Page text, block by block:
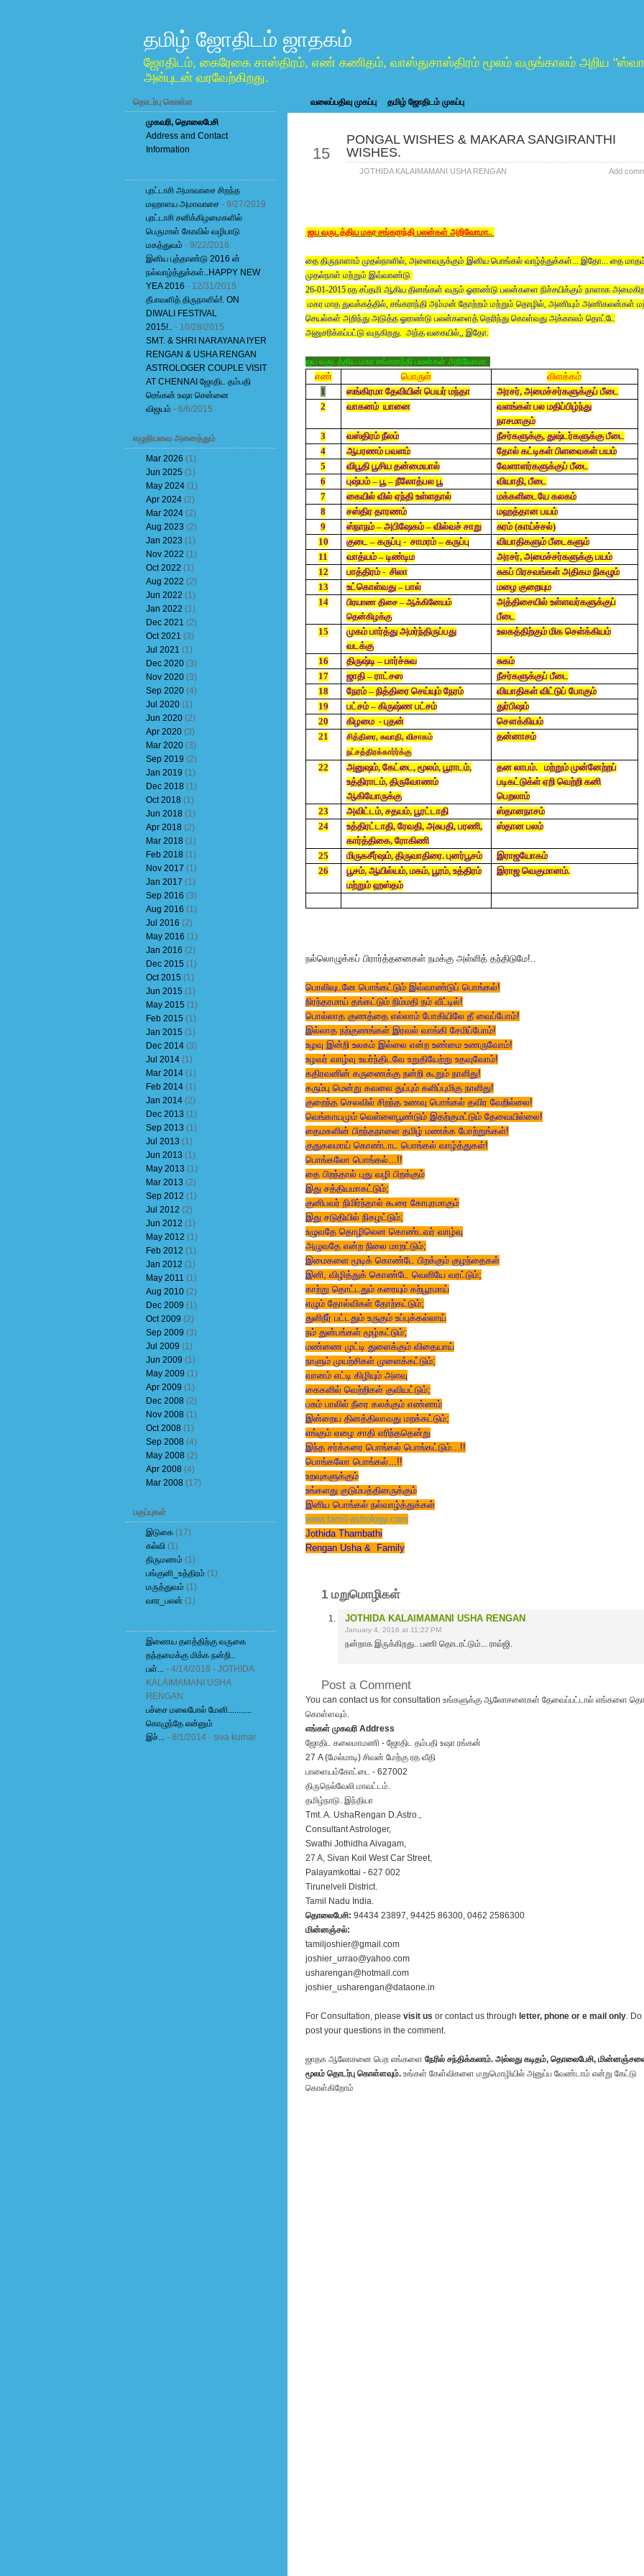
தமிழ் ஜோதிடம் ஜாதகம்
ஜோதிடம், கைரேகை சாஸ்திரம், எண் கணிதம், வாஸ்துசாஸ்திரம் மூலம் வருங்காலம் அறிய
அன்புடன் வரவேற்கிறது.
தொடர்பு கொள்ள
முகவரி, தொலைபேசி
Address and Contact
Information
புரட்டாசி அமாவாசை சிறந்த
மஹாளய அமாவாசை- 9/27/2019
புரட்டாசி சனிக்கிழமைகளில்
பெருமாள் கோவில் வழிபாடு
மகத்துவம் - 9/22/2016
இனிய புத்தாண்டு 2016 ன்
நல்வாழ்த்துக்கள்..HAPPY NEW
YEA 2016 - 12/31/2015
தீபாவளித் திருநாளில்!. ON
DIWALI FESTIVAL
2015!..- 10/28/2015
SMT. & SHRI NARAYANA IYER
RENGAN & USHA RENGAN
ASTROLOGER COUPLE VISIT
AT CHENNAI ஜோதிட தம்பதி
ரெங்கன் உஷா சென்னை
விஜயம் - 6/6/2015
எழுதியவை அனைத்தும்
Mar 2026 (1)
Jun 2025(1)
May 2024(1)
Apr 2024(2)
Mar 2024(2)
Aug 2023 (2)
Jan 2023 (1)
Nov 2022 (1)
Oct 2022 (1)
Aug 2022 (2)
Jun 2022 (1)
Jan 2022 (1)
Dec 2021 (2)
Oct 2021 (3)
Jul 2021 (1)
Dec 2020(3)
Nov 2020(3)
Sep 2020(4)
Jul 2020(1)
Jun 2020(2)
Apr 2020(3)
Mar 2020(3)
Sep 2019 (2)
Jan 2019 (1)
Dec 2018(1)
Oct 2018(1)
Jun 2018(1)
Apr 2018(2)
Mar 2018(1)
Feb 2018(1)
Nov 2017 (1)
Jan 2017 (1)
Sep 2016 (3)
Aug 2016 (1)
Jul 2016 (2)
May 2016 (1)
Jan 2016 (2)
Dec 2015(1)
Oct 2015(1)
Jun 2015(1)
May 2015(1)
Feb 2015(1)
Jan 2015(1)
Dec 2014(3)
Jul 2014(1)
Mar 2014(1)
Feb 2014(1)
Jan 2014(2)
Dec 2013 (1)
Sep 2013 (1)
Jul 2013 (1)
Jun 2013 (1)
May 2013 (1)
Mar 2013 (2)
Sep 2012 (1)
Jul 2012 (2)
Jun 2012 (1)
May 2012 (1)
Feb 2012 (1)
Jan 2012 (1)
May 2011 (1)
Aug 2010(2)
Dec 2009 (1)
Oct 2009 (2)
Sep 2009 (3)
Jul 2009 (1)
Jun 2009 (1)
May 2009 (1)
Apr 2009 (1)
Dec 2008(2)
Nov 2008(1)
Oct 2008(1)
Sep 2008(4)
May 2008(2)
Apr 2008(4)
Mar 2008(17)
பகுப்புகள்
இடுகை(17)
கல்வி(1)
திருமணம் (1)
பங்குனி_உத்திரம் (1)
மருத்துவம் (1)
வார_பலன்(1)
இணைய தளத்திற்கு வருகை
தந்தமைக்கு மிக்க நன்றி..
பள்...- 4/14/2018 - JOTHIDA
KALAIMAMANI USHA
RENGAN
பச்சை மலைபோல் மேனி...........
கொழுந்தே என்னும்
இச்...- 8/1/2014- siva kumar
வலைப்பதிவு முகப்பு தமிழ் ஜோதிடம் முகப்பு
15
PONGAL WISHES & MAKARA SANGIRANTHI
WISHES.
JOTHIDA KALAIMAMANI USHA RENGAN Add
ஜய வருடத்திய மகர சங்கராந்தி பலன்கள் அறிவோமா..
தை திருநாளாம் முதல்நாளில், அனைவருக்கும் இனிய பொங்கல் வாழ்த்துக்கள்... இதோ... தை
முதல்நாள் மற்றும் இவ்வாண்டு
26-01-2015 ரத சப்தமி ஆகிய தினங்கள் வரும் ஓராண்டு பலன்களை நிச்சயிக்கும் நாளாக
மகர மாத துவக்கத்தில், சங்கராந்தி அம்மன் தோற்றம் மற்றும் தொழில், அணியும் அணிகலன்கள்
செயல்கள் அறிந்து அடுத்த ஓராண்டு பலன்களைத் தெரிந்து கொள்வது அக்காலம் தொட்டே
அனுசரிக்கப்பட்டு வருகிறது. அந்த வகையில்,, இதோ.
ஜய வருடத்திய மகர சங்கராந்தி பலன்கள் அறிவோமா..
எண் பொருள்
விளக்கம்
1
ஸங்கிரமா தேவியின் பெயர் மந்தா
அரசர், அமைச்சர்களுக்குப் பீடை
2
வாகனம் யானை
வளங்கள் பல மதிப்பிழ்ந்து
நாசமாகும்
3
வஸ்திரம் நீலம்
நீசர்களுக்கு, துஷ்டர்களுக்கு பீடை
4
ஆபரணம் பவளம்
தோல் கட்டிகள் பிளவைகள் பயம்
5
விபூதி பூசிய தன்மையால்
வேளாளர்களுக்குப் பீடை
6
புஷ்பம் – பூ – நீலோத்பல பூ
வியாதி, பீடை
7
கையில் வில் ஏந்தி உள்ளதால்
மக்களிடையே கலகம்
8
சஸ்திர தாரணம்
மஹத்தான பயம்
9
ஸ்நாநம் – அபிஷேகம் – வில்வச் சாறு
சுரம் (காய்ச்சல்)
10
குடை – கருப்பு - சாமரம் – கருப்பு
வியாதிகளும் பீடைகளும்
11
வாத்யம் – டிண்டிம
அரசர், அமைச்சர்களுக்கு பயம்
12
பாத்திரம் - சிலா
சுகப் பிரசவங்கள் அதிகம நிகழும்
13
உட்கொள்வது – பால்
மழை குறையும
14
பிரயாண திசை – ஆக்கினேயம்
தென்கிழக்கு
அத்திசையில் உள்ளவர்களுக்குப்
பீடை
15
முகம் பார்த்து அமர்ந்திருப்பது
வடக்கு
உலகத்திற்கும் மிக செள்க்கியம்
16 திருஷ்டி – பார்ச்சுவ
சுகம்
17
ஜாதி – ராட்சஸ
நீசர்களுக்குப் பீடை
18
நேரம் – நித்திரை செய்யும் நேரம்
வியாதிகள் விட்டுப் போகும்
19
பட்சம் – கிருஷ்ண பட்சம்
துர்பிஷம்
20
கிழமை - புதன்
சௌக்கியம்
21
சித்திரை, சுவாதி, விசாகம்
நட்சத்திரக்கார்ர்க்கு
தன்னாசம்
22
அனுஷம், கேட்டை, மூலம், பூராடம்,
உத்திராடம், திருவோணம்
ஆகியோருக்கு
தன லாபம். மற்றும் முன்னேற்றப்
படிகட்டுக்ள் ஏறி வெற்றி கனி
பெறலாம்
23
அவிட்டம், சதயம், பூரட்டாதி
ஸ்தானநாசம்
24
உத்திரட்டாதி, ரேவதி, அசுபதி, பரணி,
கார்த்திகை, ரோகிணி
ஸ்தான பலம்
25 மிருகசீர்ஷம், திருவாதிரை. புனர்பூசம்
இராஜயோகம்
26
பூசம், ஆயில்யம், மகம், பூரம், உத்திரம்
மற்றும் ஹஸ்தம்
இராஜ வெகுமானம்.
நல்லொழுக்கப் பிரார்த்தனைகள் நமக்கு அள்ளித் தந்திடுமே!..
பொலிவுடனே பொங்கட்டும் இவ்வாண்டுப் பொங்கல்!
நிரந்தரமாய் தங்கட்டும் நிம்மதி நம் வீட்டில்!
பொல்லாத குணத்தை எல்லாம் போகியிலே தீ வைப்போம்!
இல்லாத நற்குணங்கள் இரவல் வாங்கி சேமிப்போம்!
உழவு இன்றி உலகம் இல்லை என்ற உண்மை உணருவோம்!
உழவர் வாழ்வு உயர்ந்திடவே உறுதியேற்று உதவுவோம்!
கதிரவனின் கருணைக்கு நன்றி கூறும் நாளிது!
கரும்பு மென்று கவலை துப்பும் களிப்புமிகு நாளிது!
குறைந்த செலவில் சிறந்த உணவு பொங்கல் தவிர வேறில்லை!
வெங்காயமும் வெள்ளைபூண்டும் இதற்குமட்டும் தேவையில்லை!
தைமகளின் பிறந்தநாளை தமிழ் மணக்க போற்றுங்கள்!
குதுகலமாய் கொண்டாட பொங்கல் வாழ்த்துகள்!
பொங்கலோ பொங்கல்...!!
தை பிறந்தால் புது வழி பிறக்கும்
இது சத்தியமாகட்டும்;
குனிபவர் நிமிர்ந்தால் கூரை கோபுரமாகும்
இது சடுதியில் நிகழட்டும்;
உழுவதே தொழிலென கொண்டவர் வாழ்வு
அழுவதே என்ற நிலை மாறட்டும்;
இமைகளை மூடிக் கொண்டே பிறக்கும் குழந்தைகள்
இனி, விழித்துக் கொண்டே வெளியே வரட்டும்;
காற்று தொட்டதும் கரையும் கற்பூரமாய்
எழும் தோல்விகள் தோற்கட்டும்;
துளிநீர் பட்டதும் உருகும் உப்புக்கல்லாய்
நம் துன்பங்கள் மூழ்கட்டும்;
மண்ணை முட்டி துளைக்கும் விதையாய்
நாளும் முயற்சிகள் முளைக்கட்டும்;
வானம் எட்டி கிழியும் அளவு
கைகளில் வெற்றிகள் குவியட்டும்;
பசும் பாலில் நீரை கலக்கும் எண்ணம்
இன்றைய தினத்திலாவது மறக்கட்டும்;
எங்கும் ஏழை சாதி எரிந்ததென்று
இந்த சர்க்கரை பொங்கல் பொங்கட்டும்...!!
பொங்கலோ பொங்கல்...!!
உறவுகளுக்கும்
உங்களது குடும்பத்தினருக்கும்
இனிய பொங்கல் நல்வாழ்த்துக்கள்
www.tamil-astrology.com
Jothida Thambathi
Rengan Usha & Family
1 மறுமொழிகள்
JOTHIDA KALAIMAMANI USHA RENGAN
January 4, 2016 at 11:22 PM
நன்றாக இருக்கிறது.. பணி தொடரட்டும்... ராவ்ஜி.
Post a Comment
You can contact us for consultation உங்களுக்கு ஆலோசனைகள் தேவைப்பட்டால் எங்களை
கொள்ளவும்.
எங்கள் முகவரி Address
ஜோதிட கலைமாமணி - ஜோதிட தம்பதி உஷா ரங்கன்
27 A (மேல்மாடி) சிவன் மேற்கு ரத வீதி
பாளையம்கோட்டை - 627002
திருநெல்வேலி மாவட்டம்.
தமிழ்நாடு. இந்தியா
Tmt. A. UshaRengan D.Astro.,
Consultant Astrologer,
Swathi Jothidha Aivagam,
27 A, Sivan Koil West Car Street,
Palayamkottai - 627 002
Tirunelveli District.
Tamil Nadu India.
தொலைபேசி: 94434 23897, 94425 86300, 0462 2586300
மின்னஞ்சல்:
tamiljoshier@gmail.com
joshier_urrao@yahoo.com
usharengan@hotmail.com
joshier_usharengan@dataone.in
For Consultation, please visit us or contact us through letter, phone or e mail only. Do
post your questions in the comment.
ஜாதக ஆலோசனை பெற எங்களை நேரில் சந்திக்கலாம். அல்லது கடிதம், தொலைபேசி,
மூலம் தொடர்பு கொள்ளவும்.உங்கள் கேள்விகளை மறுமொழியில் அனுப்ப வேண்டாம் என்று கேட்டு
கொள்கிறோம்